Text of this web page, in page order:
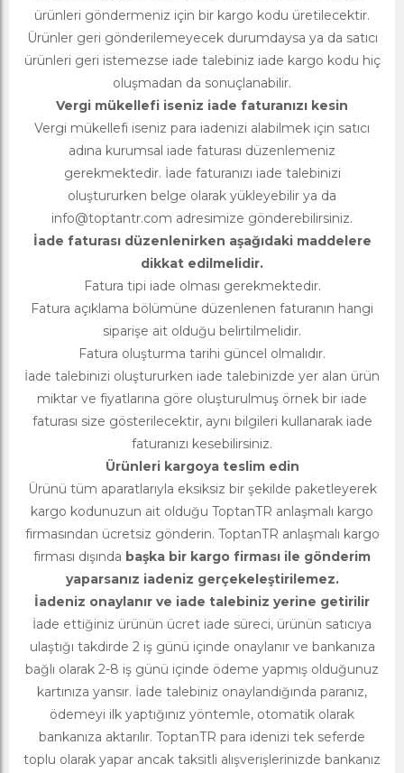
ürünleri göndermeniz için bir kargo kodu üretilecektir.
Ürünler geri gönderilemeyecek durumdaysa ya da satıcı
ürünleri geri istemezse iade talebiniz iade kargo kodu hiç
oluşmadan da sonuçlanabilir.
Vergi mükellefi iseniz iade faturanızı kesin
Vergi mükellefi iseniz para iadenizi alabilmek için satıcı
adına kurumsal iade faturası düzenlemeniz
gerekmektedir. İade faturanızı iade talebinizi
oluştururken belge olarak yükleyebilir ya da
info@toptantr.com adresimize gönderebilirsiniz.
İade faturası düzenlenirken aşağıdaki maddelere
dikkat edilmelidir.
Fatura tipi iade olması gerekmektedir.
Fatura açıklama bölümüne düzenlenen faturanın hangi
siparişe ait olduğu belirtilmelidir.
Fatura oluşturma tarihi güncel olmalıdır.
İade talebinizi oluştururken iade talebinizde yer alan ürün
miktar ve fiyatlarına göre oluşturulmuş örnek bir iade
faturası size gösterilecektir, aynı bilgileri kullanarak iade
faturanızı kesebilirsiniz.
Ürünleri kargoya teslim edin
Ürünü tüm aparatlarıyla eksiksiz bir şekilde paketleyerek
kargo kodunuzun ait olduğu ToptanTR anlaşmalı kargo
firmasından ücretsiz gönderin. ToptanTR anlaşmalı kargo
firması dışında başka bir kargo firması ile gönderim
yaparsanız iadeniz gerçekeleştirilemez.
İadeniz onaylanır ve iade talebiniz yerine getirilir
İade ettiğiniz ürünün ücret iade süreci, ürünün satıcıya
ulaştığı takdirde 2 iş günü içinde onaylanır ve bankanıza
bağlı olarak 2-8 iş günü içinde ödeme yapmış olduğunuz
kartınıza yansır. İade talebiniz onaylandığında paranız,
ödemeyi ilk yaptığınız yöntemle, otomatik olarak
bankanıza aktarılır. ToptanTR para idenizi tek seferde
toplu olarak yapar ancak taksitli alışverişlerinizde bankanız